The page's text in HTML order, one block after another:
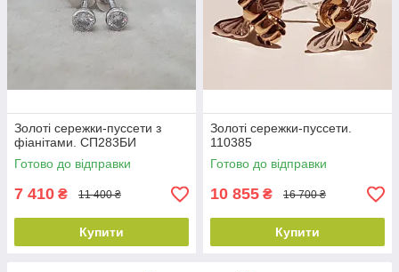
Золоті сережки-пуссети з
фіанітами. СП283БИ
Готово до відправки
7 410 ₴ 11 400 ₴
Купити
Золоті сережки-пуссети.
110385
Готово до відправки
10 855 ₴ 16 700 ₴
Купити